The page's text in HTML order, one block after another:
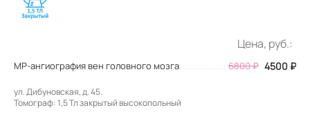
Цена, руб.:
МР-ангиография вен головного мозга 6800₽ 4500 ₽
ул. Дибуновская, д. 45.
Томограф: 1,5 Тл закрытый высокопольный